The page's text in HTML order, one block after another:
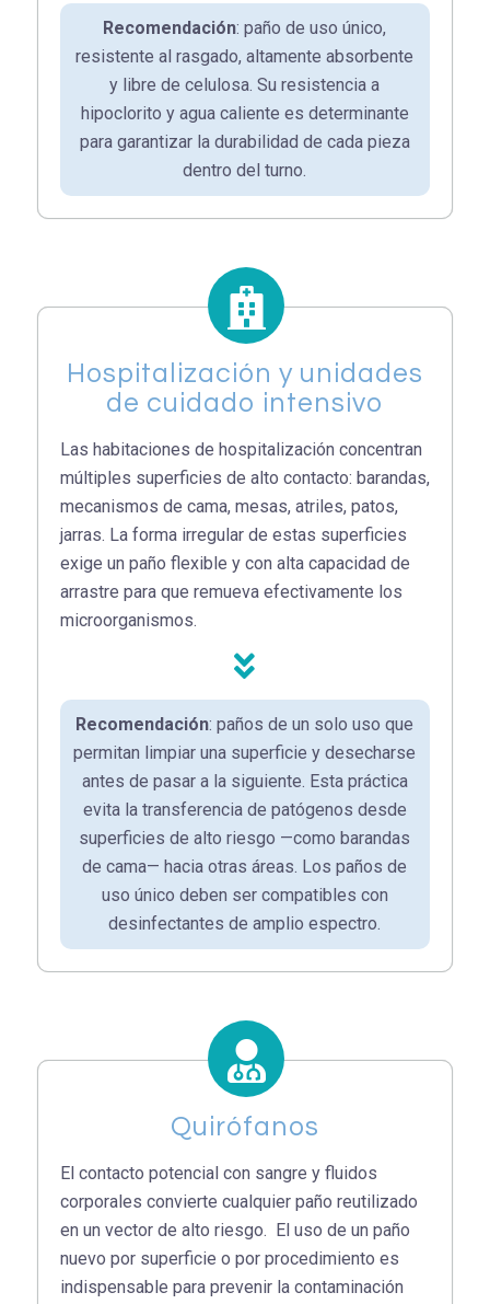
Recomendación: paño de uso único,
resistente al rasgado, altamente absorbente
y libre de celulosa. Su resistencia a
hipoclorito y agua caliente es determinante
para garantizar la durabilidad de cada pieza
dentro del turno.
Hospitalización y unidades
de cuidado intensivo
Las habitaciones de hospitalización concentran
múltiples superficies de alto contacto: barandas,
mecanismos de cama, mesas, atriles, patos,
jarras. La forma irregular de estas superficies
exige un paño flexible y con alta capacidad de
arrastre para que remueva efectivamente los
microorganismos.
Recomendación: paños de un solo uso que
permitan limpiar una superficie y desecharse
antes de pasar a la siguiente. Esta práctica
evita la transferencia de patógenos desde
superficies de alto riesgo —como barandas
de cama— hacia otras áreas. Los paños de
uso único deben ser compatibles con
desinfectantes de amplio espectro.
Quirófanos
El contacto potencial con sangre y fluidos
corporales convierte cualquier paño reutilizado
en un vector de alto riesgo. El uso de un paño
nuevo por superficie o por procedimiento es
indispensable para prevenir la contaminación